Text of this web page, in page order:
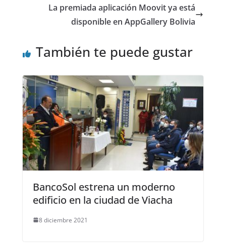
La premiada aplicación Moovit ya está
disponible en AppGallery Bolivia
También te puede gustar
BancoSol estrena un moderno
edificio en la ciudad de Viacha
8 diciembre 2021